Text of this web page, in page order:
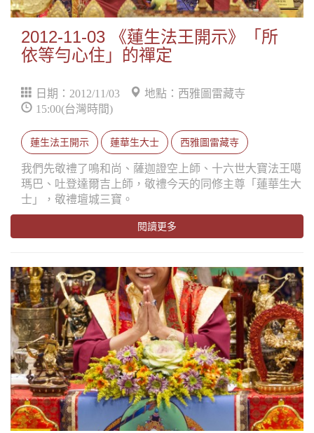
2012-11-03 《蓮生法王開示》「所
依等勻心住」的禪定
日期：2012/11/03
地點：西雅圖雷藏寺
15:00(台灣時間)
蓮生法王開示 蓮華生大士 西雅圖雷藏寺
我們先敬禮了鳴和尚、薩迦證空上師、十六世大寶法王噶
瑪巴、吐登達爾吉上師，敬禮今天的同修主尊「蓮華生大
士」，敬禮壇城三寶。
閱讀更多